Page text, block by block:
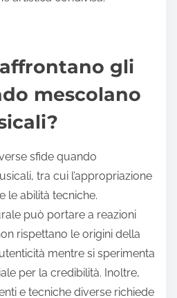
portando a suoni e
sociale. Inoltre, le
promuovono l’inclusività
i legami comunitari
artistica condivisa.